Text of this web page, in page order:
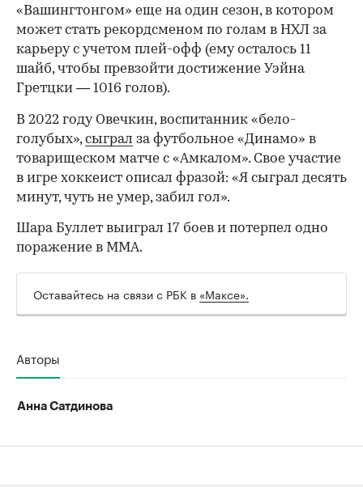
«Вашингтонгом» еще на один сезон, в котором
может стать рекордсменом по голам в НХЛ за
карьеру с учетом плей-офф (ему осталось 11
шайб, чтобы превзойти достижение Уэйна
Гретцки — 1016 голов).
00:00 / 00:00
В 2022 году Овечкин, воспитанник «бело-
голубых»,сыграл за футбольное «Динамо» в
товарищеском матче с «Амкалом». Свое участие
в игре хоккеист описал фразой: «Я сыграл десять
минут, чуть не умер, забил гол».
Шара Буллет выиграл 17 боев и потерпел одно
поражение в ММА.
Оставайтесь на связи с РБК в «Максе».
Авторы
Анна Сатдинова